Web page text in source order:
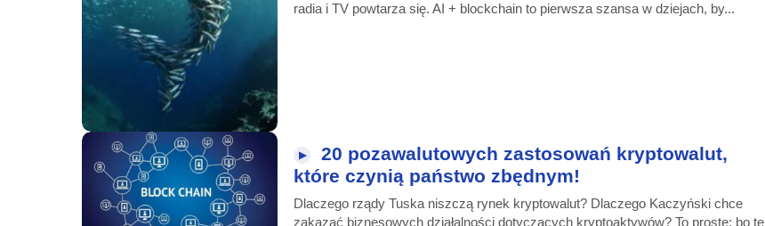
radia i TV powtarza się. AI + blockchain to pierwsza szansa w dziejach, by...
▶
20 pozawalutowych zastosowań kryptowalut,
które czynią państwo zbędnym!
Dlaczego rządy Tuska niszczą rynek kryptowalut? Dlaczego Kaczyński chce
zakazać biznesowych działalności dotyczących kryptoaktywów? To proste: bo te